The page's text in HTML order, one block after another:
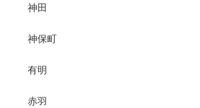
神田
神保町
有明
赤羽